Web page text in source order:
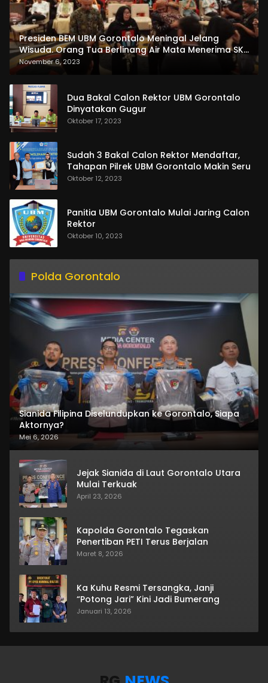
Presiden BEM UBM Gorontalo Meningal Jelang
Wisuda. Orang Tua Berlinang Air Mata Menerima SKL
dan Pemasangan Salempang
November 6, 2023
Dua Bakal Calon Rektor UBM Gorontalo
Dinyatakan Gugur
Oktober 17, 2023
Sudah 3 Bakal Calon Rektor Mendaftar,
Tahapan Pilrek UBM Gorontalo Makin Seru
Oktober 12, 2023
Panitia UBM Gorontalo Mulai Jaring Calon
Rektor
Oktober 10, 2023
Polda Gorontalo
Sianida Filipina Diselundupkan ke Gorontalo, Siapa
Aktornya?
Mei 6, 2026
Jejak Sianida di Laut Gorontalo Utara
Mulai Terkuak
April 23, 2026
Kapolda Gorontalo Tegaskan
Penertiban PETI Terus Berjalan
Maret 8, 2026
Ka Kuhu Resmi Tersangka, Janji
“Potong Jari” Kini Jadi Bumerang
Januari 13, 2026